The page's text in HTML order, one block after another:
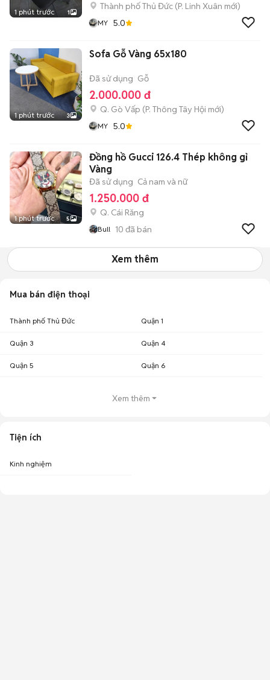
1 phút trước 1
Thành phố Thủ Đức (P. Linh Xuân mới)
MY 5.0
1 phút trước 3
Sofa Gỗ Vàng 65x180
Đã sử dụng Gỗ
2.000.000 đ
Q. Gò Vấp (P. Thông Tây Hội mới)
MY 5.0
1 phút trước 5
Đồng hồ Gucci 126.4 Thép không gỉ
Vàng
Đã sử dụng Cả nam và nữ
1.250.000 đ
Q. Cái Răng
Bull 10 đã bán
Xem thêm
Mua bán điện thoại
Thành phố Thủ Đức Quận 1
Quận 3 Quận 4
Quận 5 Quận 6
Xem thêm
Tiện ích
Kinh nghiệm